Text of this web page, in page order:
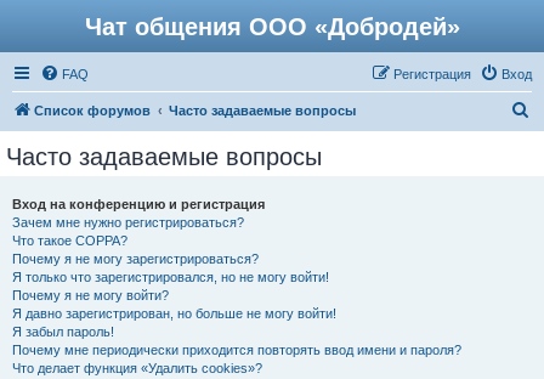
Чат общения ООО «Добродей»
FAQ Вход
Регистрация
Список форумов Часто задаваемые вопросы
Часто задаваемые вопросы
Вход на конференцию и регистрация
Зачем мне нужно регистрироваться?
Что такое COPPA?
Почему я не могу зарегистрироваться?
Я только что зарегистрировался, но не могу войти!
Почему я не могу войти?
Я давно зарегистрирован, но больше не могу войти!
Я забыл пароль!
Почему мне периодически приходится повторять ввод имени и пароля?
Что делает функция «Удалить cookies»?